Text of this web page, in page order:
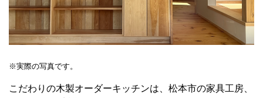
※実際の写真です。
こだわりの木製オーダーキッチンは、松本市の家具工房、